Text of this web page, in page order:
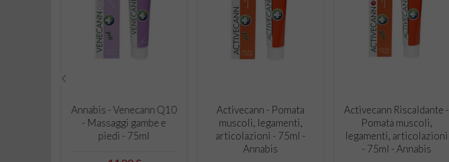
CARRELLO
Annabis - Venecann Q10
- Massaggi gambe e
piedi - 75ml
CARRELLO
Activecann - Pomata
muscoli, legamenti,
articolazioni - 75ml -
Annabis
CARRELLO
Activecann Riscaldante -
Pomata muscoli,
legamenti, articolazioni
- 75ml - Annabis